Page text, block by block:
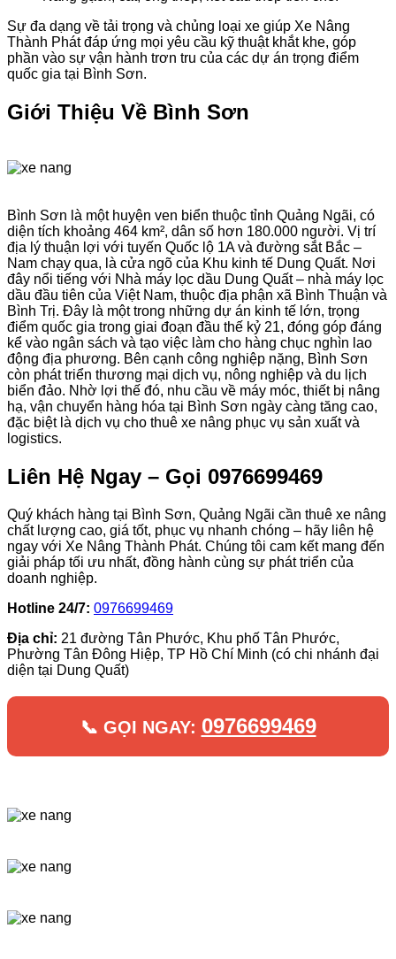
Sự đa dạng về tải trọng và chủng loại xe giúp Xe Nâng
Thành Phát đáp ứng mọi yêu cầu kỹ thuật khắt khe, góp
phần vào sự vận hành trơn tru của các dự án trọng điểm
quốc gia tại Bình Sơn.
Giới Thiệu Về Bình Sơn
Bình Sơn là một huyện ven biển thuộc tỉnh Quảng Ngãi, có
diện tích khoảng 464 km², dân số hơn 180.000 người. Vị trí
địa lý thuận lợi với tuyến Quốc lộ 1A và đường sắt Bắc –
Nam chạy qua, là cửa ngõ của Khu kinh tế Dung Quất. Nơi
đây nổi tiếng với Nhà máy lọc dầu Dung Quất – nhà máy lọc
dầu đầu tiên của Việt Nam, thuộc địa phận xã Bình Thuận và
Bình Trị. Đây là một trong những dự án kinh tế lớn, trọng
điểm quốc gia trong giai đoạn đầu thế kỷ 21, đóng góp đáng
kể vào ngân sách và tạo việc làm cho hàng chục nghìn lao
động địa phương. Bên cạnh công nghiệp nặng, Bình Sơn
còn phát triển thương mại dịch vụ, nông nghiệp và du lịch
biển đảo. Nhờ lợi thế đó, nhu cầu về máy móc, thiết bị nâng
hạ, vận chuyển hàng hóa tại Bình Sơn ngày càng tăng cao,
đặc biệt là dịch vụ cho thuê xe nâng phục vụ sản xuất và
logistics.
Liên Hệ Ngay – Gọi 0976699469
Quý khách hàng tại Bình Sơn, Quảng Ngãi cần thuê xe nâng
chất lượng cao, giá tốt, phục vụ nhanh chóng – hãy liên hệ
ngay với Xe Nâng Thành Phát. Chúng tôi cam kết mang đến
giải pháp tối ưu nhất, đồng hành cùng sự phát triển của
doanh nghiệp.
Hotline 24/7: 0976699469
Địa chỉ: 21 đường Tân Phước, Khu phố Tân Phước,
Phường Tân Đông Hiệp, TP Hồ Chí Minh (có chi nhánh đại
diện tại Dung Quất)
📞 GỌI NGAY: 0976699469